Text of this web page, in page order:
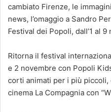
cambiato Firenze, le
news, l’omaggio a Sandro
Festival dei Popoli, dall’1 al
Ritorna il festival
e 2 novembre con Popoli
corti animati per i più piccoli,
cinema La Compagnia con